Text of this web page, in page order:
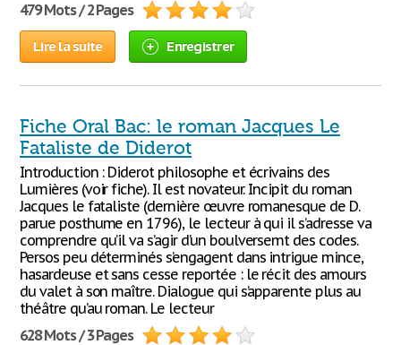
479 Mots / 2 Pages
Lire la suite Enregistrer
Fiche Oral Bac: le roman Jacques Le
Fataliste de Diderot
Introduction : Diderot philosophe et écrivains des
Lumières (voir fiche). Il est novateur. Incipit du roman
Jacques le fataliste (dernière œuvre romanesque de D.
parue posthume en 1796), le lecteur à qui il s’adresse va
comprendre qu’il va s’agir d’un boulversemt des codes.
Persos peu déterminés s’engagent dans intrigue mince,
hasardeuse et sans cesse reportée : le récit des amours
du valet à son maître. Dialogue qui s’apparente plus au
théâtre qu’au roman. Le lecteur
628 Mots / 3 Pages